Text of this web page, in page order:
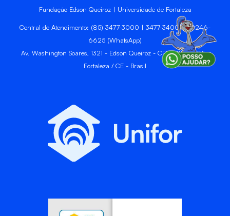
Fundação Edson Queiroz | Universidade de Fortaleza
Central de Atendimento: (85) 3477-3000 | 3477-3400 | 99246-
6625 (WhatsApp)
Av. Washington Soares, 1321 - Edson Queiroz - CEP 60811-905 -
Fortaleza / CE - Brasil